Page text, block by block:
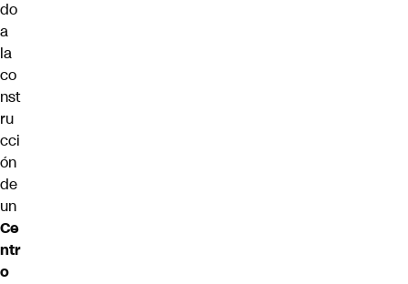
do
a
la
co
nst
ru
cci
ón
de
un
Ce
ntr
o